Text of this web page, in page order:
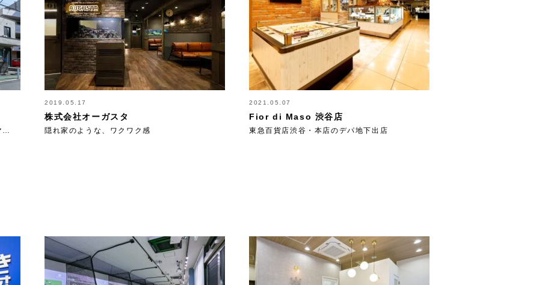
…
2019.05.17
株式会社オーガスタ
隠れ家のような、ワクワク感
2021.05.07
Fior di Maso 渋谷店
東急百貨店渋谷・本店のデパ地下出店